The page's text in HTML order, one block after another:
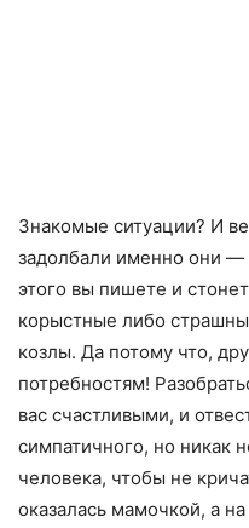
Знакомые ситуации? И
задолбали именно они
этого вы пишете и
корыстные либо
козлы. Да потому что,
потребностям!
вас счастливыми, и
симпатичного, но никак
человека, чтобы не
оказалась мамочкой, а